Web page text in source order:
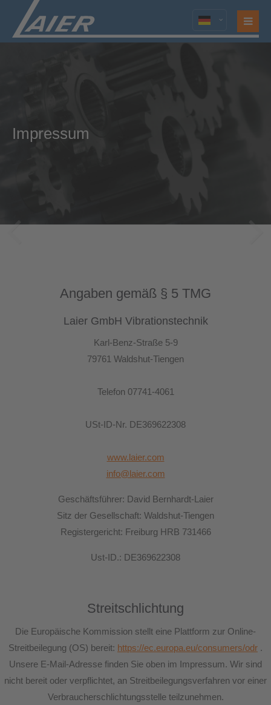
Login
Support
/ 365days
Mon - Fri 8:00am - 5:00pm(GMT +1)
Get in touch
376-293 City Road, Suite 600
Have any questions?
Drop us a line
info@yourdomain.com
sociis natoque penatibus et magnis dis parturient montes,
nascetur ridiculus mus. Donec quam felis, ultricies nec.
Impressum
Angaben gemäß § 5 TMG
Laier GmbH Vibrationstechnik
Karl-Benz-Straße 5-9
79761 Waldshut-Tiengen
Telefon 07741-4061
USt-ID-Nr. DE369622308
www.laier.com
info@laier.com
Geschäftsführer: David Bernhardt-Laier
Sitz der Gesellschaft: Waldshut-Tiengen
Registergericht: Freiburg HRB 731466
Ust-ID.: DE369622308
Streitschlichtung
Die Europäische Kommission stellt eine Plattform zur Online-
Streitbeilegung (OS) bereit: https://ec.europa.eu/consumers/odr .
Unsere E-Mail-Adresse finden Sie oben im Impressum. Wir sind
nicht bereit oder verpflichtet, an Streitbeilegungsverfahren vor einer
Verbraucherschlichtungsstelle teilzunehmen.